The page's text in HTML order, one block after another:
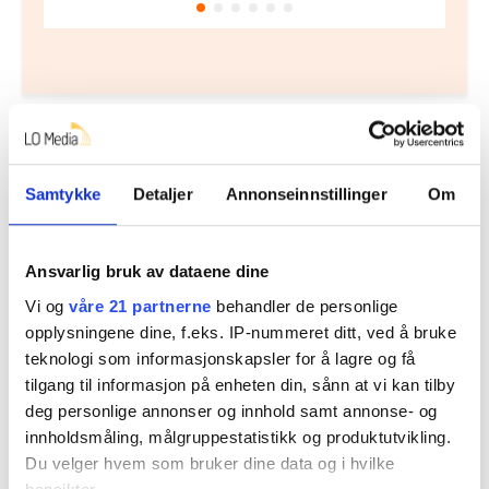
Samtykke Detaljer Annonseinnstillinger Om
Ansvarlig bruk av dataene dine
Vi og våre 21 partnerne behandler de personlige
opplysningene dine, f.eks. IP-nummeret ditt, ved å bruke
teknologi som informasjonskapsler for å lagre og få
tilgang til informasjon på enheten din, sånn at vi kan tilby
deg personlige annonser og innhold samt annonse- og
innholdsmåling, målgruppestatistikk og produktutvikling.
Du velger hvem som bruker dine data og i hvilke
Flere saker
– Vi har blitt dårligere til å respektere